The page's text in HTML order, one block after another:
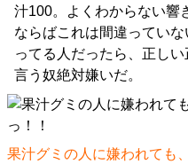
汁100。よくわからない響
ならばこれは間違ってい
ってる人だったら、正し
言う奴絶対嫌いだ。
果汁グミの人に嫌われても